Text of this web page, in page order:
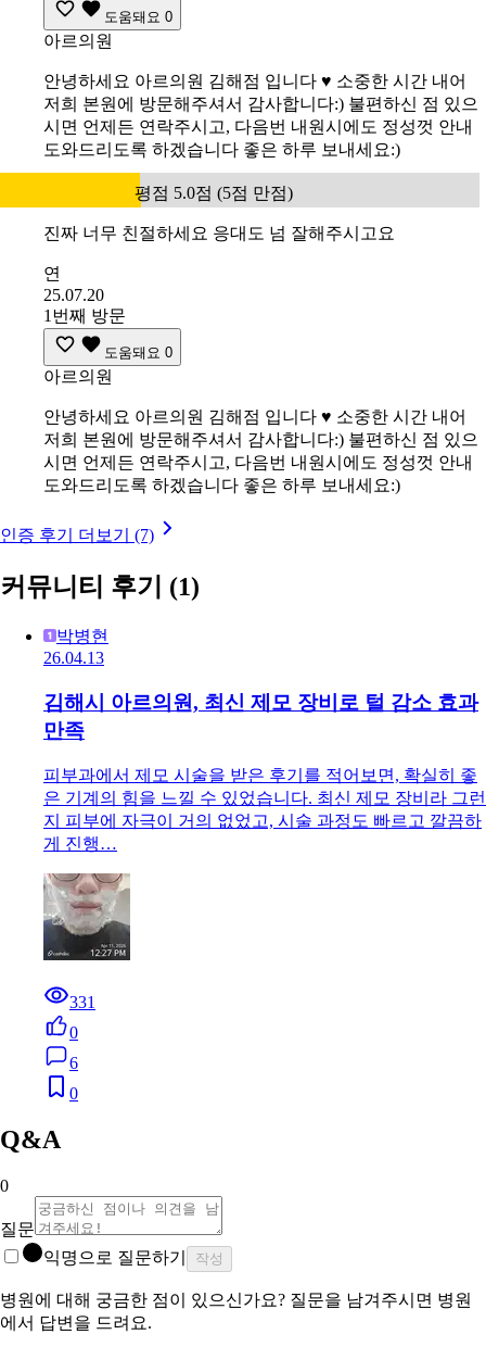
도움돼요 0
아르의원
안녕하세요 아르의원 김해점 입니다 ♥️ 소중한 시간 내어
저희 본원에 방문해주셔서 감사합니다:) 불편하신 점 있으
시면 언제든 연락주시고, 다음번 내원시에도 정성껏 안내
도와드리도록 하겠습니다 좋은 하루 보내세요:)
평점 5.0점 (5점 만점)
진짜 너무 친절하세요 응대도 넘 잘해주시고요
연
25.07.20
1번째 방문
도움돼요 0
아르의원
안녕하세요 아르의원 김해점 입니다 ♥️ 소중한 시간 내어
저희 본원에 방문해주셔서 감사합니다:) 불편하신 점 있으
시면 언제든 연락주시고, 다음번 내원시에도 정성껏 안내
도와드리도록 하겠습니다 좋은 하루 보내세요:)
인증 후기 더보기 (7)
커뮤니티 후기 (1)
박병현
26.04.13
김해시 아르의원, 최신 제모 장비로 털 감소 효과
만족
피부과에서 제모 시술을 받은 후기를 적어보면, 확실히 좋
은 기계의 힘을 느낄 수 있었습니다. 최신 제모 장비라 그런
지 피부에 자극이 거의 없었고, 시술 과정도 빠르고 깔끔하
게 진행…
331
0
6
0
Q&A
0
질문
익명으로 질문하기
작성
병원에 대해 궁금한 점이 있으신가요? 질문을 남겨주시면 병원
에서 답변을 드려요.